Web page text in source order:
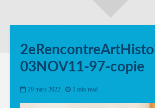
03NOV11-97-copie
29 mars 2022 1 min read